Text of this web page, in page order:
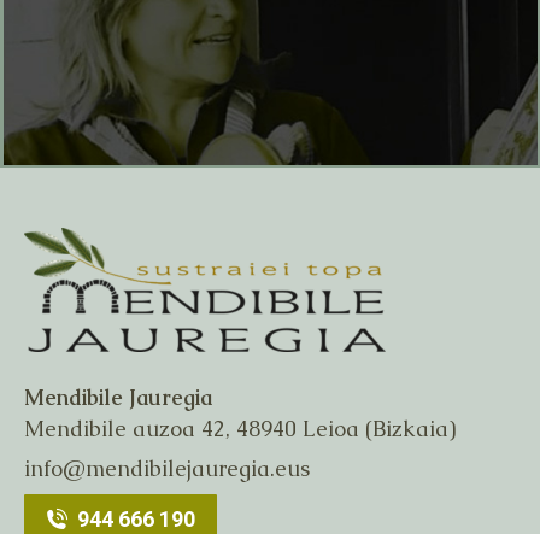
Mendibile Jauregia
Mendibile auzoa 42, 48940 Leioa (Bizkaia)
info@mendibilejauregia.eus
944 666 190